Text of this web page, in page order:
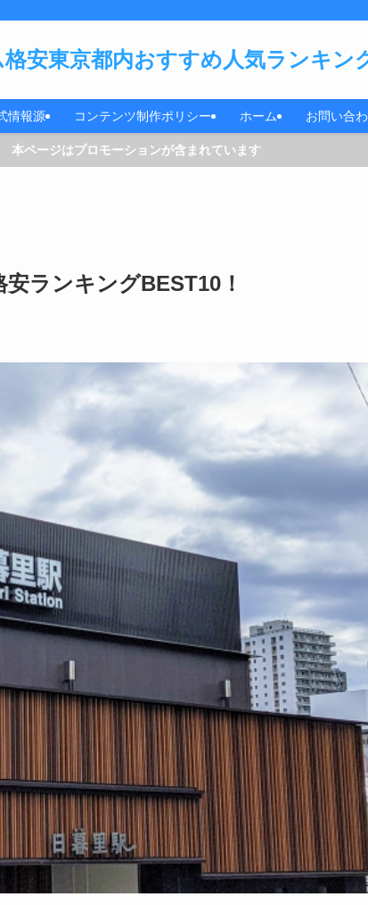
格安東京都内おすすめ人気ランキン
情報源 コンテンツ制作ポリシー ホーム お問い合
本ページはプロモーションが含まれています
ランキングBEST10！